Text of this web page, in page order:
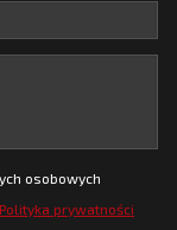
osobowych
Polityka prywatności